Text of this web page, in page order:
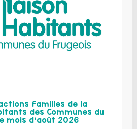
familles de la
des Communes du
mois d’août 2026